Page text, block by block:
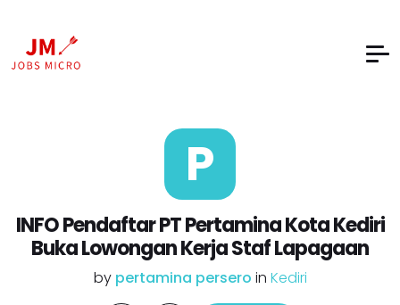
P
INFO Pendaftar PT Pertamina Kota Kediri
Buka Lowongan Kerja Staf Lapagaan
by pertamina persero in Kediri